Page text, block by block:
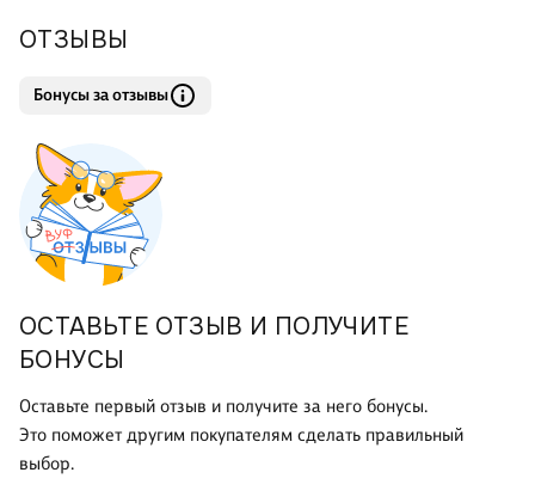
ОТЗЫВЫ
Бонусы за отзывы
ОСТАВЬТЕ ОТЗЫВ И ПОЛУЧИТЕ
БОНУСЫ
Оставьте первый отзыв и получите за него бонусы.
Это поможет другим покупателям сделать правильный
выбор.